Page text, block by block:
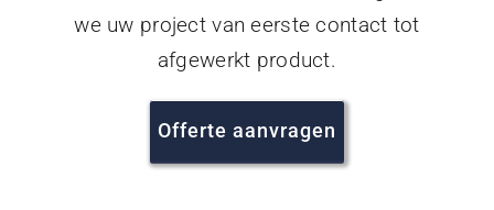
we uw project van eerste contact tot
afgewerkt product.
Offerte aanvragen